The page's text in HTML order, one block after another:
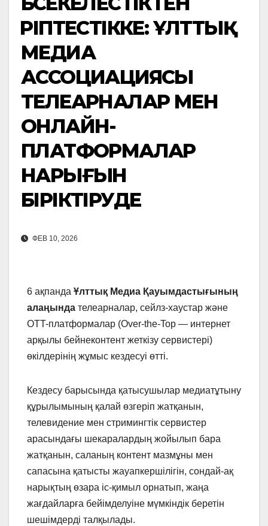
ӘРІПТЕСТІККЕ: ҰЛТТЫҚ
МЕДИА
АССОЦИАЦИЯСЫ
ТЕЛЕАРНАЛАР МЕН
ОНЛАЙН-
ПЛАТФОРМАЛАР
НАРЫҒЫН
БІРІКТІРУДЕ
ФЕВ 10, 2026
6 ақпанда Ұлттық Медиа Қауымдастығының
алаңында телеарналар, сейлз-хаустар және
OTT-платформалар (Over-the-Top — интернет
арқылы бейнеконтент жеткізу сервистері)
өкілдерінің жұмыс кездесуі өтті.
Кездесу барысында қатысушылар медиатұтыну
құрылымының қалай өзгеріп жатқанын,
телевидение мен стримингтік сервистер
арасындағы шекаралардың жойылып бара
жатқанын, саланың контент мазмұны мен
сапасына қатысты жауапкершілігін, сондай-ақ
нарықтың өзара іс-қимыл орнатып, жаңа
жағдайларға бейімделуіне мүмкіндік беретін
шешімдерді талқылады.